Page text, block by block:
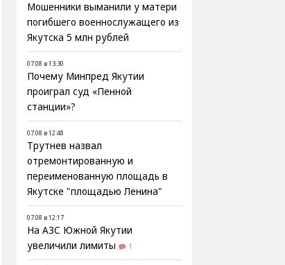
Мошенники выманили у матери
погибшего военнослужащего из
Якутска 5 млн рублей
07.08 в 13:30
Почему Минпред Якутии
проиграл суд «Пенной
станции»?
07.08 в 12:48
Трутнев назвал
отремонтированную и
переименованную площадь в
Якутске "площадью Ленина"
07.08 в 12:17
На АЗС Южной Якутии
увеличили лимиты
1